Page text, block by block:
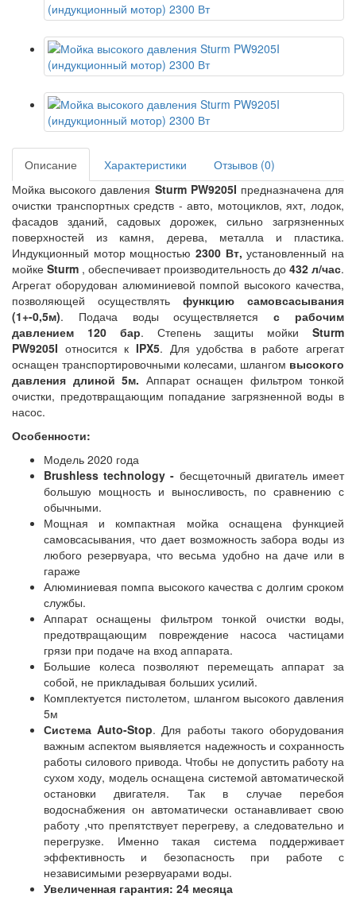
Описание Характеристики
Отзывов (0)
Мойка высокого давления Sturm PW9205I предназначена для
очистки транспортных средств - авто, мотоциклов, яхт, лодок,
фасадов зданий, садовых дорожек, сильно загрязненных
поверхностей из камня, дерева, металла и пластика.
Индукционный мотор мощностью 2300 Вт, установленный на
мойке Sturm , обеспечивает производительность до 432 л/час.
Агрегат оборудован алюминиевой помпой высокого качества,
позволяющей осуществлять функцию самовсасывания
(1+-0,5м). Подача воды осуществляетсяс рабочим
давлением 120 бар. Степень защиты мойкиSturm
PW9205I относится к IPX5. Для удобства в работе агрегат
оснащен транспортировочными колесами, шлангом высокого
давления длиной 5м. Аппарат оснащен фильтром тонкой
очистки, предотвращающим попадание загрязненной воды в
насос.
Особенности:
Модель 2020 года
Brushless technology - бесщеточный двигатель имеет
большую мощность и выносливость, по сравнению с
обычными.
Мощная и компактная мойка оснащена функцией
самовсасывания, что дает возможность забора воды из
любого резервуара, что весьма удобно на даче или в
гараже
Алюминиевая помпа высокого качества с долгим сроком
службы.
Аппарат оснащены фильтром тонкой очистки воды,
предотвращающим повреждение насоса частицами
грязи при подаче на вход аппарата.
Большие колеса позволяют перемещать аппарат за
собой, не прикладывая больших усилий.
Комплектуется пистолетом, шлангом высокого давления
5м
Система Auto-Stop. Для работы такого оборудования
важным аспектом выявляется надежность и сохранность
работы силового привода. Чтобы не допустить работу на
сухом ходу, модель оснащена системой автоматической
остановки двигателя. Так в случае перебоя
водоснабжения он автоматически останавливает свою
работу ,что препятствует перегреву, а следовательно и
перегрузке. Именно такая система поддерживает
эффективность и безопасность при работе с
независимыми резервуарами воды.
Увеличенная гарантия: 24 месяца